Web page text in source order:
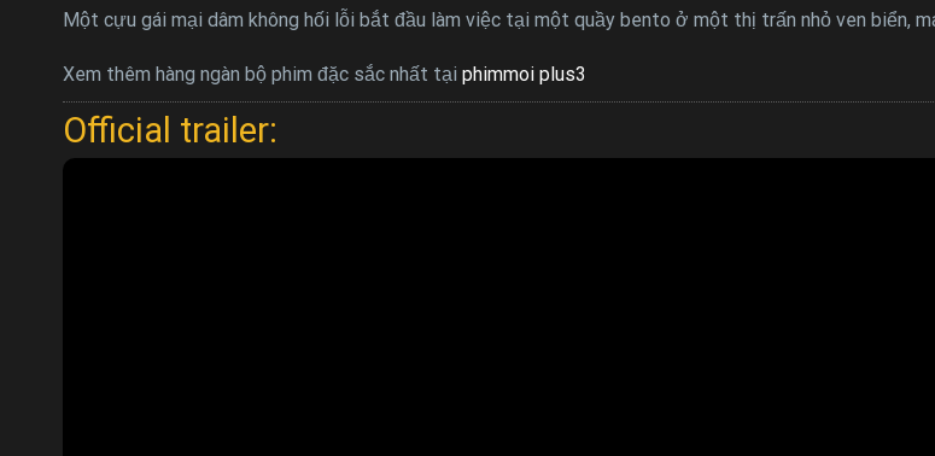
Một cựu gái mại dâm không hối lỗi bắt đầu làm việc tại một quầy bento ở một thị trấn nhỏ ven biển,
Xem thêm hàng ngàn bộ phim đặc sắc nhất tại phimmoi plus3
Official trailer: